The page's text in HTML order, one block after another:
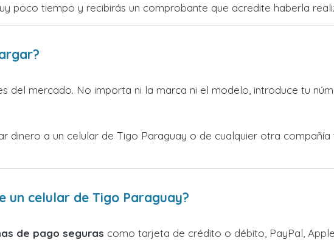
poco tiempo y recibirás un comprobante que acredite haberla
del mercado. No importa ni la marca ni el modelo, introduce tu
dinero a un celular de Tigo Paraguay o de cualquier otra
un celular de Tigo Paraguay?
de pago seguras como tarjeta de crédito o débito, PayPal,